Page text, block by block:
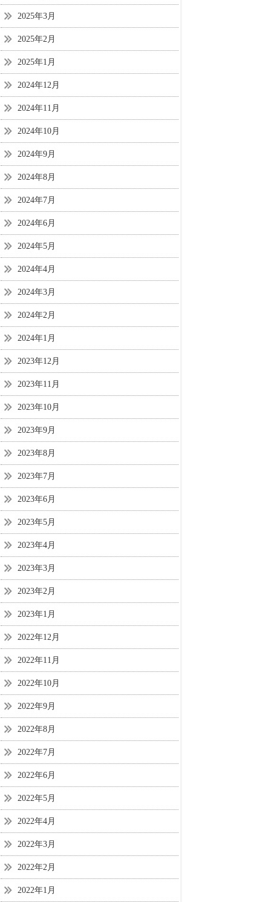
2025年3月
2025年2月
2025年1月
2024年12月
2024年11月
2024年10月
2024年9月
2024年8月
2024年7月
2024年6月
2024年5月
2024年4月
2024年3月
2024年2月
2024年1月
2023年12月
2023年11月
2023年10月
2023年9月
2023年8月
2023年7月
2023年6月
2023年5月
2023年4月
2023年3月
2023年2月
2023年1月
2022年12月
2022年11月
2022年10月
2022年9月
2022年8月
2022年7月
2022年6月
2022年5月
2022年4月
2022年3月
2022年2月
2022年1月